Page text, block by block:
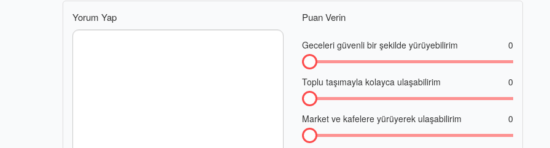
Yorum Yap Puan Verin
Geceleri güvenli bir şekilde yürüyebilirim 0
Toplu taşımayla kolayca ulaşabilirim 0
Market ve kafelere yürüyerek ulaşabilirim 0